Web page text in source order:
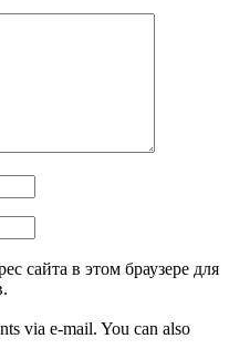
сайта в этом браузере для
via e-mail. You can also